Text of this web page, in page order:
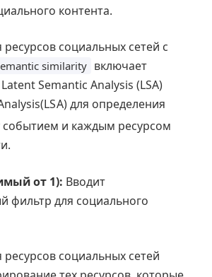
контента.
социальных сетей с
similarity включает
Latent Semantic Analysis (LSA)
nalysis(LSA)для определения
событием и каждым ресурсом
от 1): Вводит
фильтр для социального
социальных сетей